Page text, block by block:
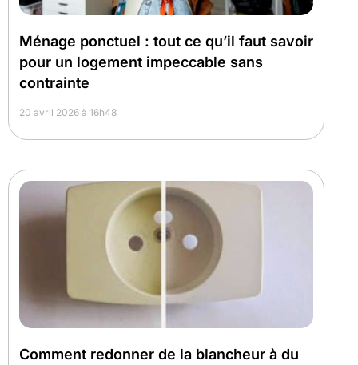
Ménage ponctuel : tout ce qu’il faut savoir
pour un logement impeccable sans
contrainte
20 avril 2026 à 16h48
Comment redonner de la blancheur à du